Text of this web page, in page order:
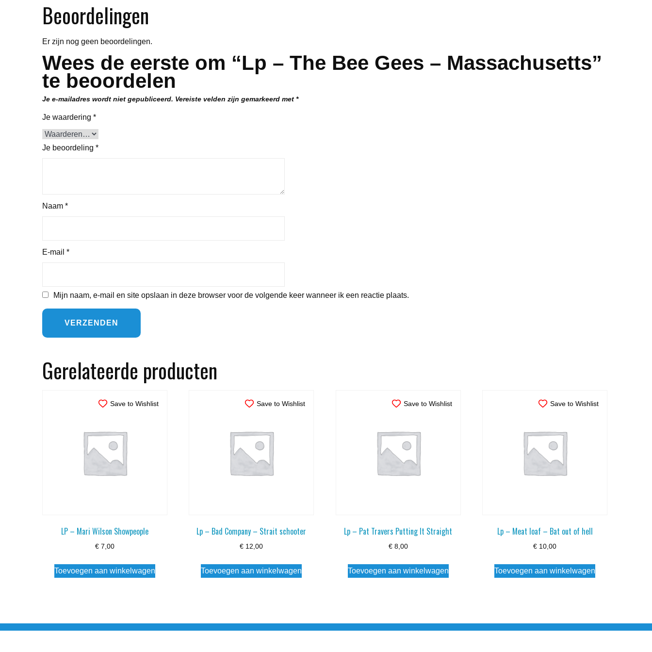
Beoordelingen
Er zijn nog geen beoordelingen.
Wees de eerste om “Lp – The Bee Gees – Massachusetts”
te beoordelen
Je e-mailadres wordt niet gepubliceerd. Vereiste velden zijn gemarkeerd met *
Je waardering *
Je beoordeling *
Naam *
E-mail *
Mijn naam, e-mail en site opslaan in deze browser voor de volgende keer wanneer ik een reactie plaats.
Gerelateerde producten
Save to Wishlist
LP – Mari Wilson Showpeople
€7,00
Toevoegen aan winkelwagen
Save to Wishlist
Lp – Bad Company – Strait schooter
€ 12,00
Toevoegen aan winkelwagen
Save to Wishlist
Lp – Pat Travers Putting It Straight
€8,00
Toevoegen aan winkelwagen
Save to Wishlist
Lp – Meat loaf – Bat out of hell
€ 10,00
Toevoegen aan winkelwagen